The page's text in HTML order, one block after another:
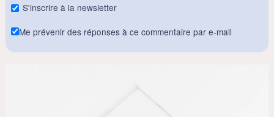
S'inscrire à la newsletter
Me prévenir des réponses à ce commentaire par e-mail